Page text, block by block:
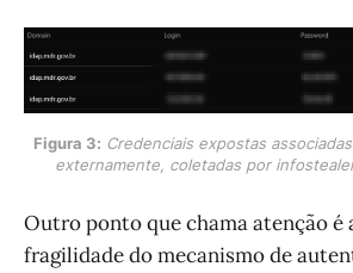
Figura 3: Credenciais expostas
externamente, coletadas por
Outro ponto que chama atenção é
fragilidade do mecanismo de